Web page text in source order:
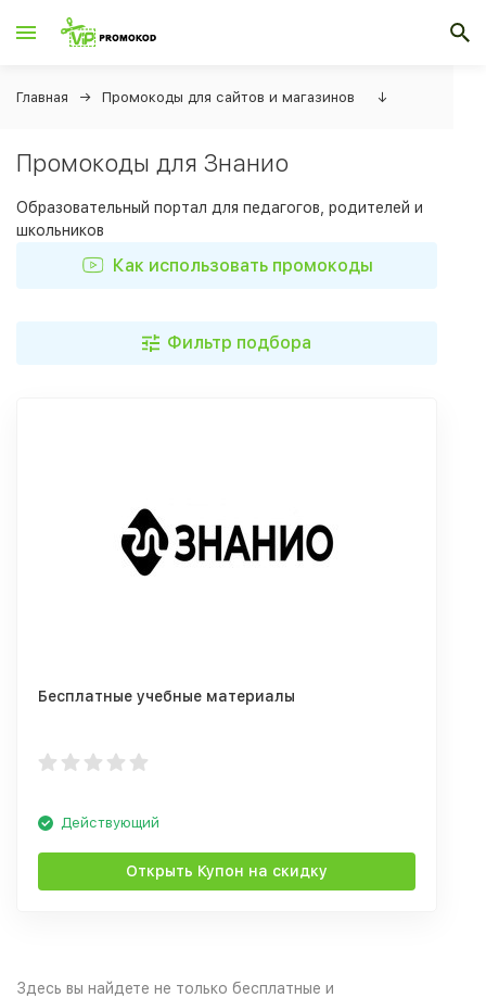
Главная Промокоды для сайтов и магазинов ↓
Промокоды для Знанио
Образовательный портал для педагогов, родителей и
школьников
Как использовать промокоды
Фильтр подбора
Бесплатные учебные материалы
Действующий
Открыть Купон на скидку
Здесь вы найдете не только бесплатные и